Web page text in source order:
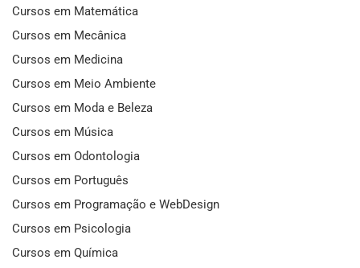
Cursos em Matemática
Cursos em Mecânica
Cursos em Medicina
Cursos em Meio Ambiente
Cursos em Moda e Beleza
Cursos em Música
Cursos em Odontologia
Cursos em Português
Cursos em Programação e WebDesign
Cursos em Psicologia
Cursos em Química